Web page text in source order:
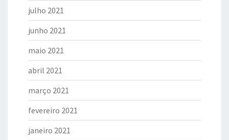
julho 2021
junho 2021
maio 2021
abril 2021
março 2021
fevereiro 2021
janeiro 2021